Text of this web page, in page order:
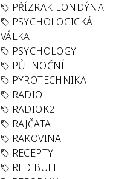
PŘÍZRAK LONDÝNA
PSYCHOLOGICKÁ
VÁLKA
PSYCHOLOGY
PŮLNOČNÍ
PYROTECHNIKA
RADIO
RADIOK2
RAJČATA
RAKOVINA
RECEPTY
RED BULL